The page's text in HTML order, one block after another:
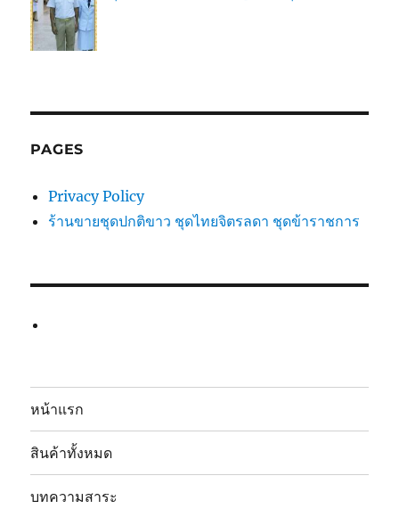
PAGES
Privacy Policy
ร้านขายชุดปกติขาว ชุดไทยจิตรลดา ชุดข้าราชการ
หน้าแรก
สินค้าทั้งหมด
บทความสาระ